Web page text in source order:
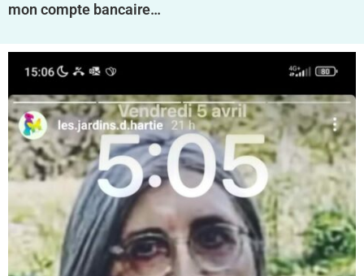
mon compte bancaire…